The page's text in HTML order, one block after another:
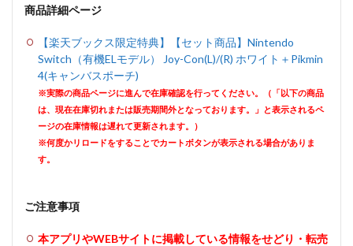
商品詳細ページ
【楽天ブックス限定特典】【セット商品】Nintendo
Switch（有機ELモデル） Joy-Con(L)/(R) ホワイト＋Pikmin
4(キャンバスポーチ)
※実際の商品ページに進んで在庫確認を行ってください。（「以下の商品
は、現在在庫切れまたは販売期間外となっております。」と表示されるペ
ージの在庫情報は遅れて更新されます。）
※何度かリロードをすることでカートボタンが表示される場合がありま
す。
ご注意事項
本アプリやWEBサイトに掲載している情報をせどり・転売